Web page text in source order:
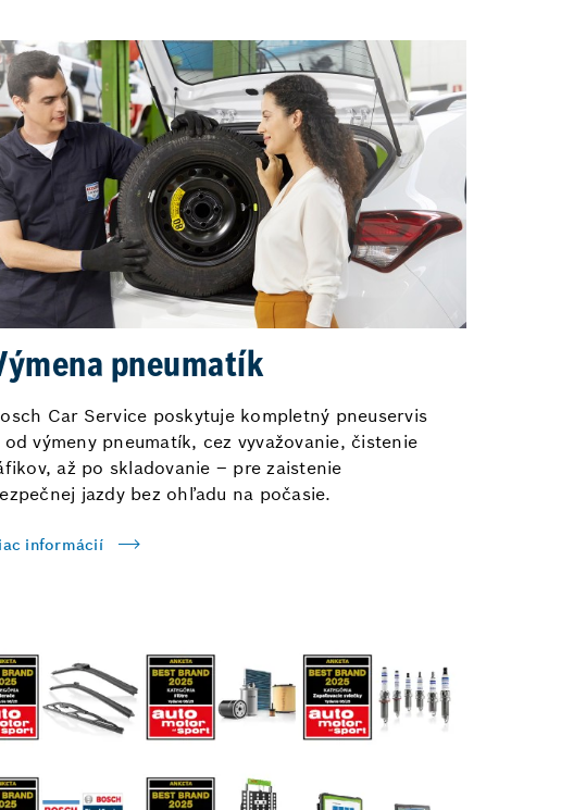
pneumatík
Car Service poskytuje kompletný pneuservis
od výmeny pneumatík, cez vyvažovanie, čistenie
až po skladovanie – pre zaistenie
jazdy bez ohľadu na počasie.
informácií